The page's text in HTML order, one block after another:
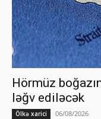
Hörmüz
ləğv ediləcək
Ölkə xarici 06/08/2026